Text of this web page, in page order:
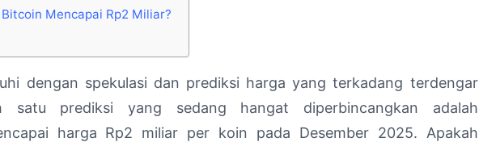
Mencapai Rp2 Miliar?
dengan spekulasi dan prediksi harga yang terkadang terdengar
satu prediksi yang sedang hangat diperbincangkan adalah
harga Rp2 miliar per koin pada Desember 2025. Apakah